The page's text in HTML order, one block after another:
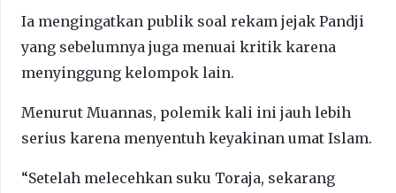
Ia mengingatkan publik soal rekam jejak Pandji
yang sebelumnya juga menuai kritik karena
menyinggung kelompok lain.
Menurut Muannas, polemik kali ini jauh lebih
serius karena menyentuh keyakinan umat Islam.
“Setelah melecehkan suku Toraja, sekarang